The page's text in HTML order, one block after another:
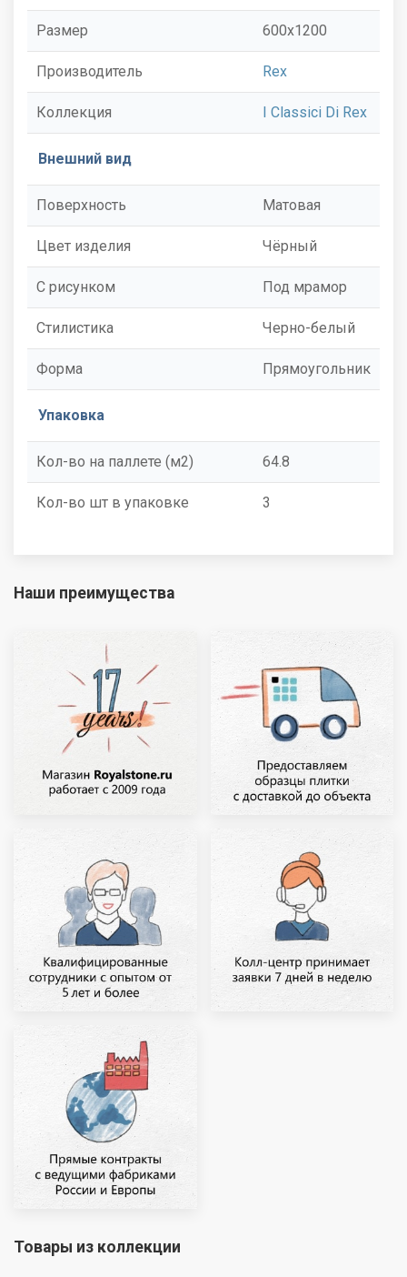
Размер 600x1200
Производитель Rex
Коллекция I Classici Di Rex
Внешний вид
Поверхность Матовая
Цвет изделия Чёрный
С рисунком Под мрамор
Стилистика Черно-белый
Форма Прямоугольник
Упаковка
Кол-во на паллете (м2) 64.8
Кол-во шт в упаковке 3
Наши преимущества
Товары из коллекции